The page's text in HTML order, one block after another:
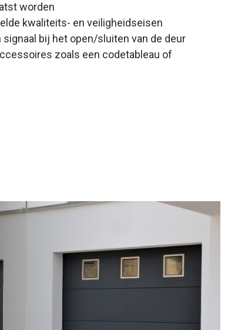
worden
kwaliteits- en veiligheidseisen
bij het open/sluiten van de deur
zoals een codetableau of